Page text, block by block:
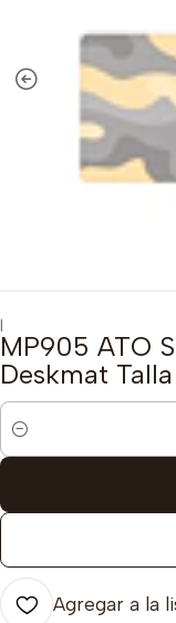
|
MP905 ATO
Deskmat
Cantidad
Agregar a la